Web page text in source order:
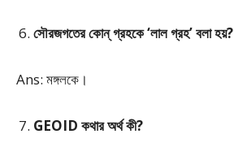
সৌরজগতের কোন্ গ্রহকে ‘লাল গ্রহ’ বলা হয়?
Ans: মঙ্গলকে।
GEOID কথার অর্থ কী?